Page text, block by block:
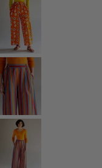
Une mode scandinave
Superpositions
À rayures
Des carreaux à foison
À pois
Vêtements bio
Un design suédois
Robes en jersey
Vêtements bohèmes
Des vêtements pour
Vêtements à motif